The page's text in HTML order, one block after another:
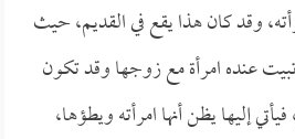
وقد كان هذا يقع في القديم، حيث
عنده امرأة مع زوجها وقد تكون
إليها يظن أنها امرأته ويطؤها،